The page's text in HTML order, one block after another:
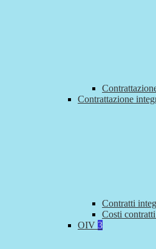
Contrattazione
Contratti
Costi
OIV 3